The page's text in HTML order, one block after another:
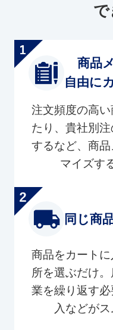
で
商品
自由に
注文頻度の高
たり、貴社別
するなど、商
マイズす
同じ商
商品をカート
所を選ぶだけ
業を繰り返す
入などが